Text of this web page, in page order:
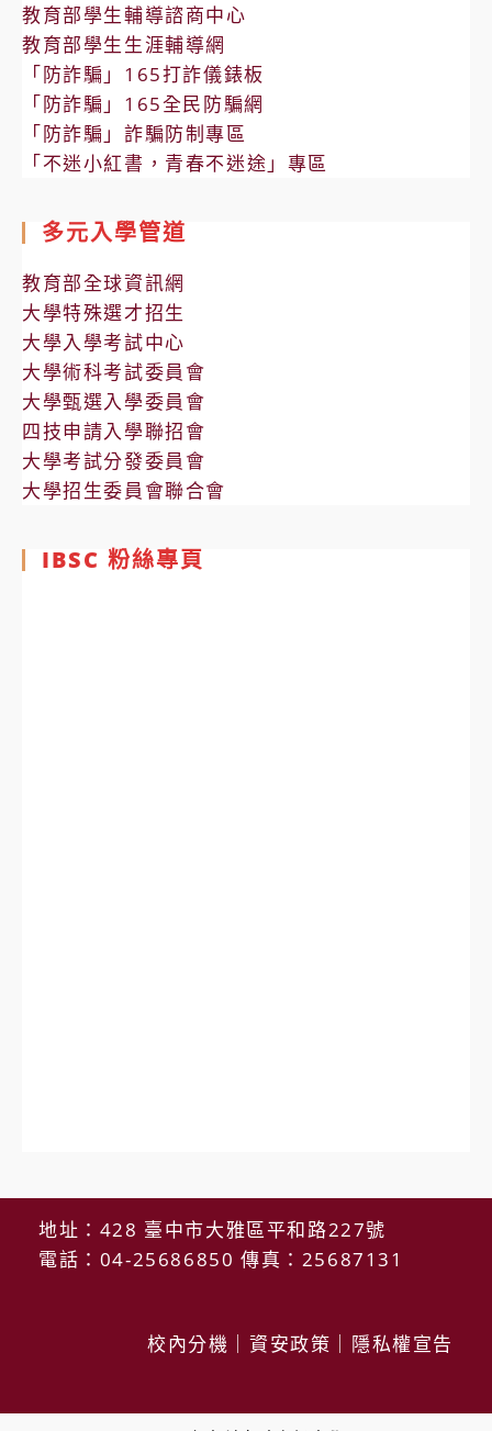
教育部學生輔導諮商中心
教育部學生生涯輔導網
「防詐騙」165打詐儀錶板
「防詐騙」165全民防騙網
「防詐騙」詐騙防制專區
「不迷小紅書，青春不迷途」專區
多元入學管道
教育部全球資訊網
大學特殊選才招生
大學入學考試中心
大學術科考試委員會
大學甄選入學委員會
四技申請入學聯招會
大學考試分發委員會
大學招生委員會聯合會
IBSC 粉絲專頁
地址：428 臺中市大雅區平和路227號
電話：04-25686850 傳真：25687131
校內分機 資安政策 隱私權宣告